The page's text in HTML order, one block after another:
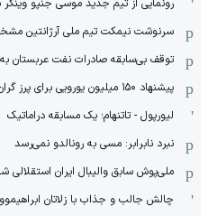
رونمایی از تیم جدید موسی جنپو وینگر
سرنوشت نیمکت تیم ملی آرژانتین
توقف بی‌سابقه صادرات نفت عربستان به
پیشنهاد ۱۵۰ میلیون یورویی برای پرز گران تمام شد
لیورپول - تاتنهام؛ یک مسابقه دراماتیک
نبرد نابرابر: مسی به رونالدو نمی‌رسد
ملی‌پوش سابق والیبال ایران استقلالی
چالش جالب و جذاب با زلاتان